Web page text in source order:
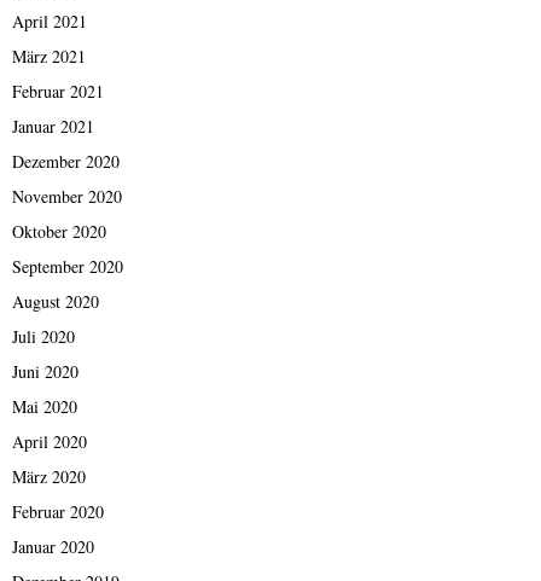
April 2021
März 2021
Februar 2021
Januar 2021
Dezember 2020
November 2020
Oktober 2020
September 2020
August 2020
Juli 2020
Juni 2020
Mai 2020
April 2020
März 2020
Februar 2020
Januar 2020